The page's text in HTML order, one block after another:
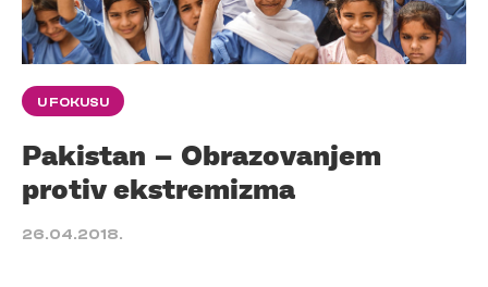
U FOKUSU
Pakistan – Obrazovanjem
protiv ekstremizma
26.04.2018.